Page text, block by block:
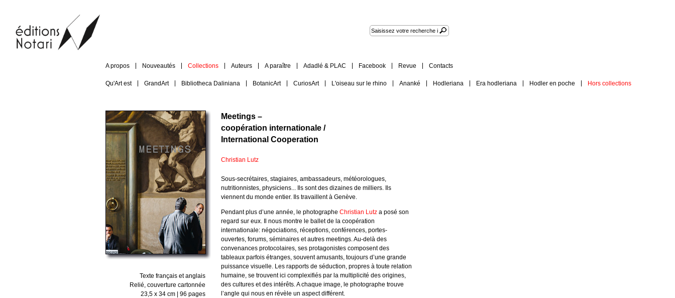
A propos Nouveautés Collections
Qu'Art est GrandArt Bibliotheca Daliniana BotanicArt CuriosArt L'oiseau sur le rhino Ananké Hodleriana Era hodleriana Hodler en poche Hors collections
Auteurs A paraître Adadlé & PLAC Facebook Revue Contacts
Texte français et anglais
Relié, couverture cartonnée
23,5 x 34 cm | 96 pages
Meetings –
coopération internationale /
International Cooperation
Christian Lutz
Sous-secrétaires, stagiaires, ambassadeurs, météorologues,
nutritionnistes, physiciens... Ils sont des dizaines de milliers. Ils
viennent du monde entier. Ils travaillent à Genève.
Pendant plus d’une année, le photographe Christian Lutz a posé son
regard sur eux. Il nous montre le ballet de la coopération
internationale: négociations, réceptions, conférences, portes-
ouvertes, forums, séminaires et autres meetings. Au-delà des
convenances protocolaires, ses protagonistes composent des
tableaux parfois étranges, souvent amusants, toujours d’une grande
puissance visuelle. Les rapports de séduction, propres à toute relation
humaine, se trouvent ici complexifiés par la multiplicité des origines,
des cultures et des intérêts. A chaque image, le photographe trouve
l’angle qui nous en révèle un aspect différent.